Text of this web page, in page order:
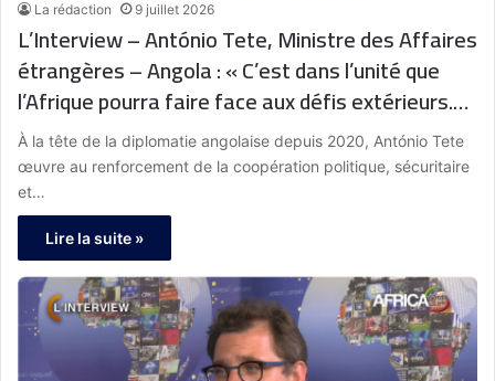
La rédaction 9 juillet 2026
L’Interview – António Tete, Ministre des Affaires
étrangères – Angola : « C’est dans l’unité que
l’Afrique pourra faire face aux défis extérieurs.
Elle doit mieux se structurer pour transformer
ses potentialités en opportunités de
développement. »
À la tête de la diplomatie angolaise depuis 2020, António Tete
œuvre au renforcement de la coopération politique, sécuritaire
et…
Lire la suite »